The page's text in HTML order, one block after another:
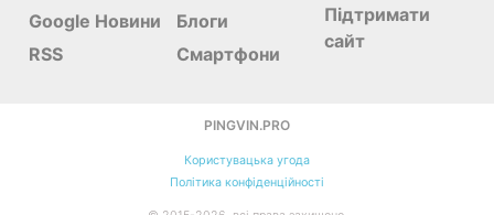
Google Новини
RSS
Блоги
Смартфони
Підтримати
сайт
PINGVIN.PRO
Користувацька угода
Політика конфіденційності